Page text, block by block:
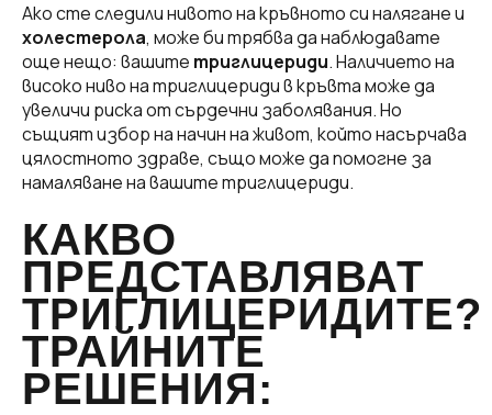
Ако сте следили нивото на кръвното си налягане и
холестерола, може би трябва да наблюдавате
още нещо: вашите триглицериди. Наличието на
високо ниво на триглицериди в кръвта може да
увеличи риска от сърдечни заболявания. Но
същият избор на начин на живот, който насърчава
цялостното здраве, също може да помогне за
намаляване на вашите триглицериди.
КАКВО
ПРЕДСТАВЛЯВАТ
ТРИГЛИЦЕРИДИТЕ?
ТРАЙНИТЕ
РЕШЕНИЯ: